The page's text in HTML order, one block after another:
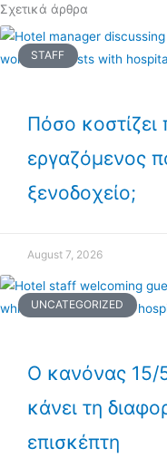
Σχετικά άρθρα
STAFF
Πόσο κοστίζει
εργαζόμενος
ξενοδοχείο;
August 7, 2026
UNCATEGORIZED
Ο κανόνας 15/
κάνει τη
επισκέπτη